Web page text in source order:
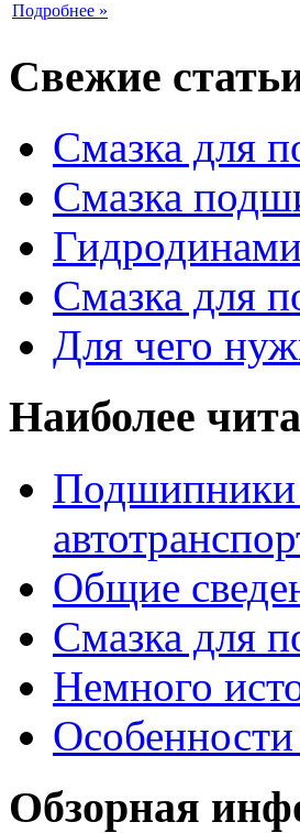
Подробнее »
Свежие
Смазка для
Смазка
Смазка для
Для чего
Наиболее
Подшипники
Общие
Смазка для
Немного
Обзорная